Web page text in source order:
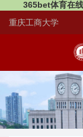
365bet体育在
重庆工商大学